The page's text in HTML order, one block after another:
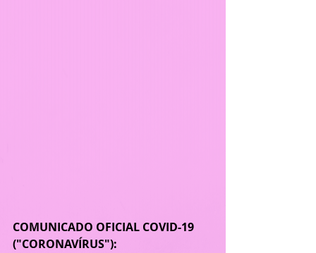
COMUNICADO OFICIAL COVID-19
("CORONAVÍRUS"):